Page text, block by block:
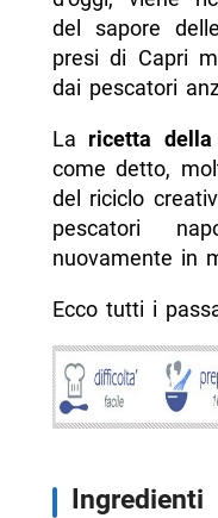
del sapore
presi di Capri
dai pescatori
La ricetta
come detto,
del riciclo
pescatori
nuovamente in
Ecco tutti i
Ingredienti